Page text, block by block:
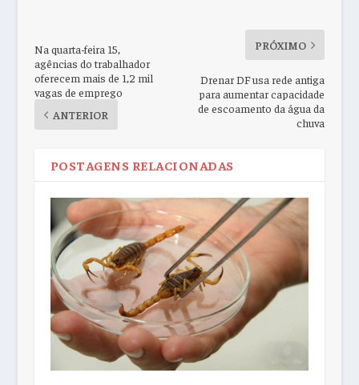
Na quarta-feira 15,
agências do trabalhador
oferecem mais de 1,2 mil
vagas de emprego
ANTERIOR
PRÓXIMO
Drenar DF usa rede antiga
para aumentar capacidade
de escoamento da água da
chuva
POSTAGENS RELACIONADAS